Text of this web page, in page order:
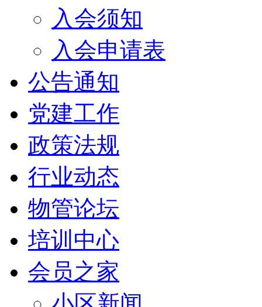
入会须知
入会申请表
公告通知
党建工作
政策法规
行业动态
物管论坛
培训中心
会员之家